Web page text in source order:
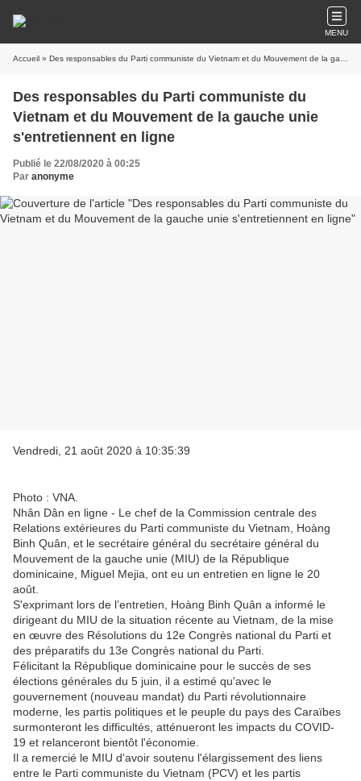
MENU
Accueil » Des responsables du Parti communiste du Vietnam et du Mouvement de la gauche unie s'entretiennent en ligne
Des responsables du Parti communiste du
Vietnam et du Mouvement de la gauche unie
s'entretiennent en ligne
Publié le 22/08/2020 à 00:25
Par anonyme
Vendredi, 21 août 2020 à 10:35:39
Photo : VNA.
Nhân Dân en ligne - Le chef de la Commission centrale des
Relations extérieures du Parti communiste du Vietnam, Hoàng
Binh Quân, et le secrétaire général du secrétaire général du
Mouvement de la gauche unie (MIU) de la République
dominicaine, Miguel Mejia, ont eu un entretien en ligne le 20
août.
S'exprimant lors de l’entretien, Hoàng Binh Quân a informé le
dirigeant du MIU de la situation récente au Vietnam, de la mise
en œuvre des Résolutions du 12e Congrès national du Parti et
des préparatifs du 13e Congrès national du Parti.
Félicitant la République dominicaine pour le succès de ses
élections générales du 5 juin, il a estimé qu'avec le
gouvernement (nouveau mandat) du Parti révolutionnaire
moderne, les partis politiques et le peuple du pays des Caraïbes
surmonteront les difficultés, atténueront les impacts du COVID-
19 et relanceront bientôt l'économie.
Il a remercié le MIU d'avoir soutenu l'élargissement des liens
entre le Parti communiste du Vietnam (PCV) et les partis